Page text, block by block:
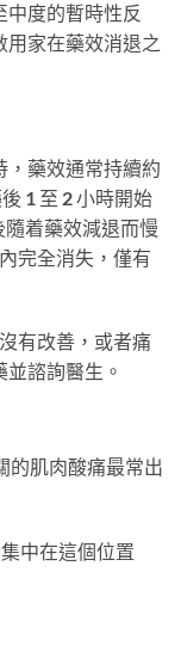
中度的暫時性反
家在藥效消退之
，藥效通常持續約
1 至 2 小時開始
隨着藥效減退而慢
完全消失，僅有
有改善，或者痛
諮詢醫生。
的肌肉酸痛最常出
中在這個位置